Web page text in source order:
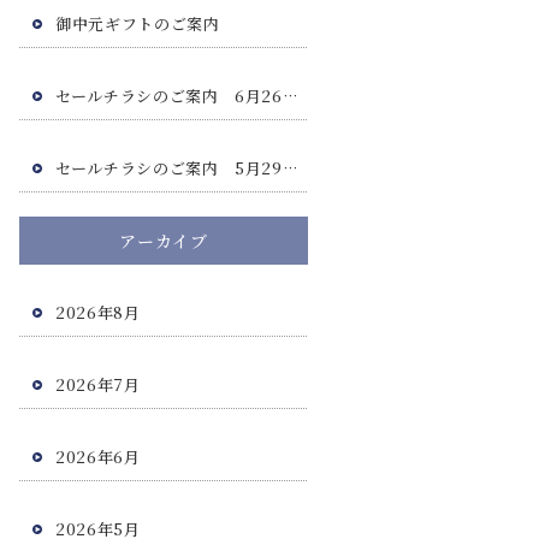
御中元ギフトのご案内
セールチラシのご案内 6月26日(金)・6月27日(土)
セールチラシのご案内 5月29日(金)・5月30日(土)
アーカイブ
2026年8月
2026年7月
2026年6月
2026年5月